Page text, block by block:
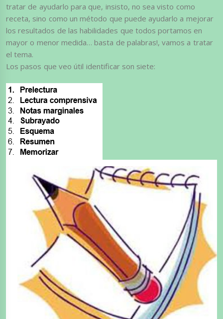
tratar de ayudarlo para que, insisto, no sea visto como
receta, sino como un método que puede ayudarlo a mejorar
los resultados de las habilidades que todos portamos en
mayor o menor medida… basta de palabras!, vamos a tratar
el tema.
Los pasos que veo útil identificar son siete: